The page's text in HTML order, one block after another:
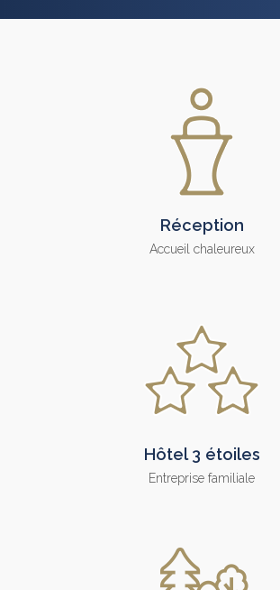
Réception
Accueil chaleureux
Hôtel 3 étoiles
Entreprise familiale